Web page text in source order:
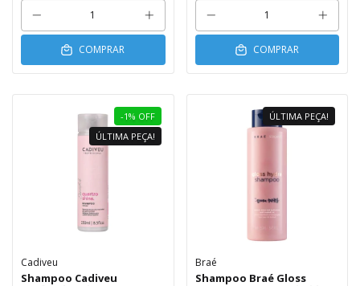
COMPRAR COMPRAR
-1% OFF
ÚLTIMA PEÇA!
Cadiveu
Shampoo Cadiveu
ÚLTIMA PEÇA!
Braé
Shampoo Braé Gloss